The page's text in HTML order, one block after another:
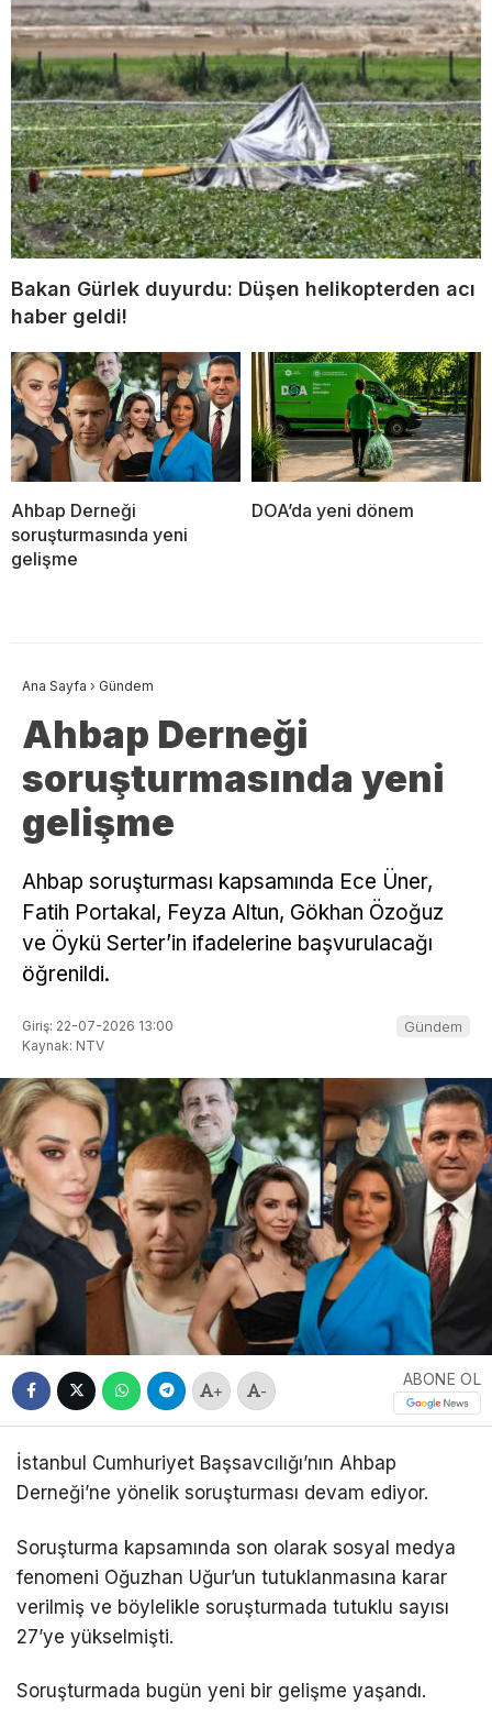
Bakan Gürlek duyurdu: Düşen helikopterden acı
haber geldi!
Ahbap Derneği
soruşturmasında yeni
gelişme
DOA’da yeni dönem
Ana Sayfa › Gündem
Ahbap Derneği
soruşturmasında yeni
gelişme
Ahbap soruşturması kapsamında Ece Üner,
Fatih Portakal, Feyza Altun, Gökhan Özoğuz
ve Öykü Serter’in ifadelerine başvurulacağı
öğrenildi.
Giriş: 22-07-2026 13:00
Kaynak: NTV
Gündem
+ -
ABONE OL
İstanbul Cumhuriyet Başsavcılığı’nın Ahbap
Derneği’ne yönelik soruşturması devam ediyor.
Soruşturma kapsamında son olarak sosyal medya
fenomeni Oğuzhan Uğur’un tutuklanmasına karar
verilmiş ve böylelikle soruşturmada tutuklu sayısı
27’ye yükselmişti.
Soruşturmada bugün yeni bir gelişme yaşandı.